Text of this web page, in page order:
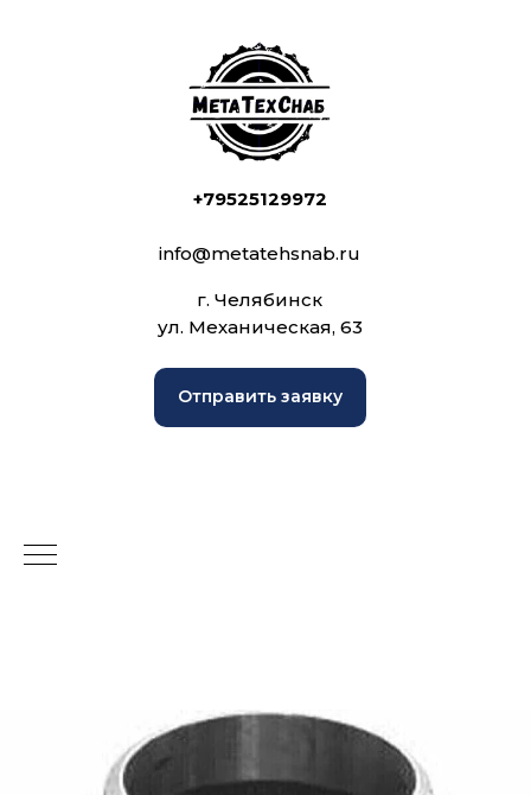
+79525129972
info@metatehsnab.ru
г. Челябинск
ул. Механическая, 63
Отправить заявку